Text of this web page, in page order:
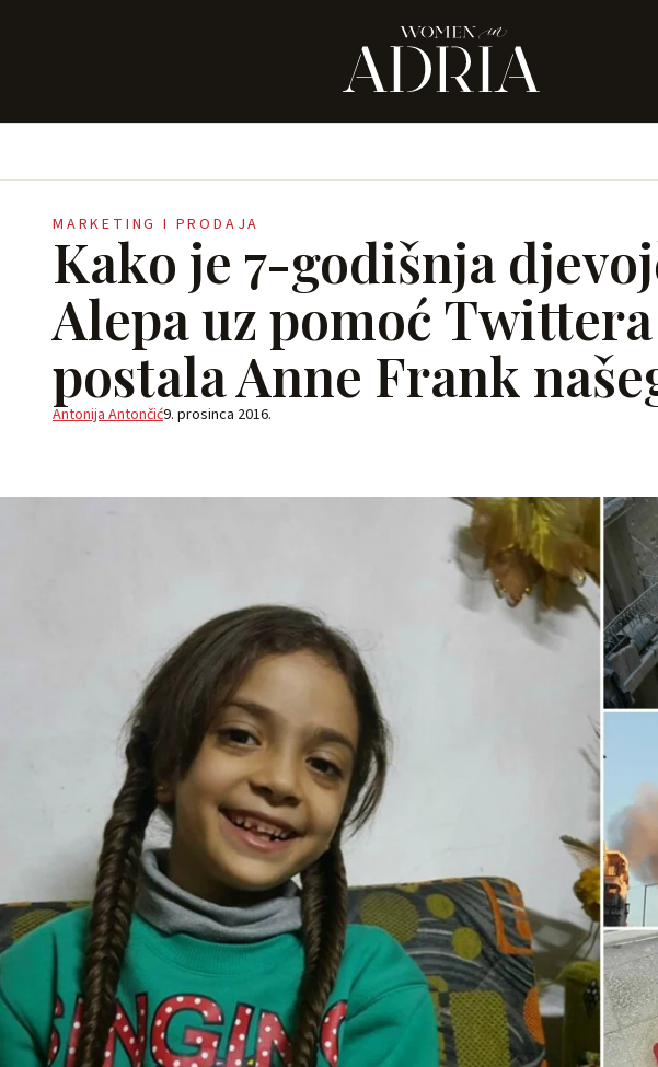
MARKETING I PRODAJA
Kako je 7-godišnja
Alepa uz pomoć Twittera
postala Anne Frank
Antonija Antončić9. prosinca 2016.